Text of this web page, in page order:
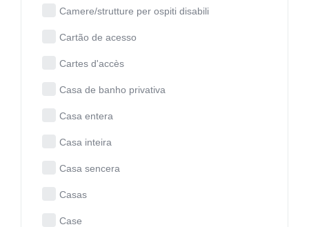
Camere/strutture per ospiti disabili
Cartão de acesso
Cartes d'accès
Casa de banho privativa
Casa entera
Casa inteira
Casa sencera
Casas
Case